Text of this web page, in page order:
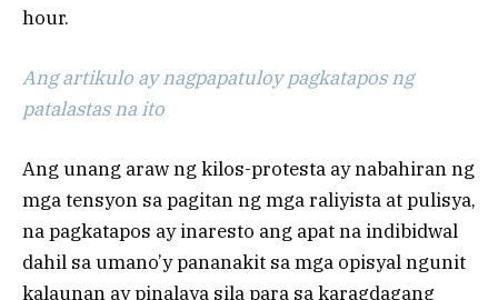
hour.
Ang artikulo ay nagpapatuloy pagkatapos ng
patalastas na ito
Ang unang araw ng kilos-protesta ay nabahiran ng
mga tensyon sa pagitan ng mga raliyista at pulisya,
na pagkatapos ay inaresto ang apat na indibidwal
dahil sa umano’y pananakit sa mga opisyal ngunit
kalaunan ay pinalaya sila para sa karagdagang